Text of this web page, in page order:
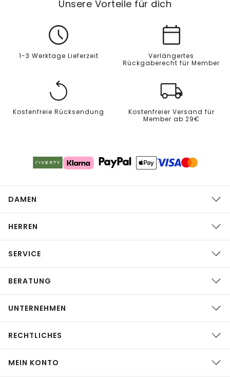
Unsere Vorteile für dich
1-3 Werktage Lieferzeit
Verlängertes
Rückgaberecht für Member
Kostenfreie Rücksendung
Kostenfreier Versand für
Member ab 29€
DAMEN
HERREN
SERVICE
BERATUNG
UNTERNEHMEN
RECHTLICHES
MEIN KONTO